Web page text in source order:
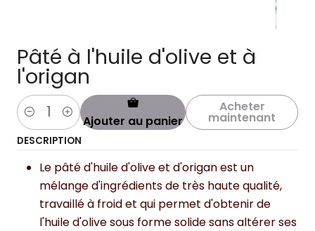
Pâté à l'huile d'olive et à
l'origan
Quantité Ajouter au panier
Acheter
maintenant
DESCRIPTION
Le pâté d'huile d'olive et d'origan est un
mélange d'ingrédients de très haute qualité,
travaillé à froid et qui permet d'obtenir de
l'huile d'olive sous forme solide sans altérer ses